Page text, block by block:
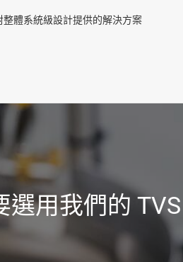
整體系統級設計提供的解決方案
用我們的